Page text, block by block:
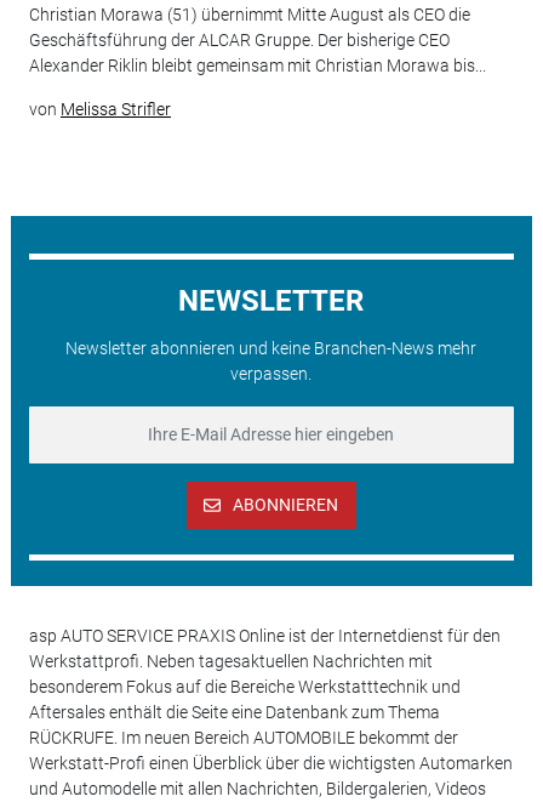
Christian Morawa (51) übernimmt Mitte August als CEO die
Geschäftsführung der ALCAR Gruppe. Der bisherige CEO
Alexander Riklin bleibt gemeinsam mit Christian Morawa bis...
von Melissa Strifler
NEWSLETTER
Newsletter abonnieren und keine Branchen-News mehr
verpassen.
ABONNIEREN
asp AUTO SERVICE PRAXIS Online ist der Internetdienst für den
Werkstattprofi. Neben tagesaktuellen Nachrichten mit
besonderem Fokus auf die Bereiche Werkstatttechnik und
Aftersales enthält die Seite eine Datenbank zum Thema
RÜCKRUFE. Im neuen Bereich AUTOMOBILE bekommt der
Werkstatt-Profi einen Überblick über die wichtigsten Automarken
und Automodelle mit allen Nachrichten, Bildergalerien, Videos